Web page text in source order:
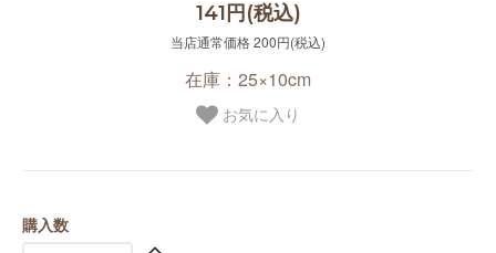
141円(税込)
当店通常価格 200円(税込)
在庫：25×10cm
お気に入り
購入数